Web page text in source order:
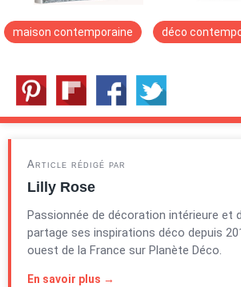
maison contemporaine déco
Article rédigé par
Lilly Rose
Passionnée de décoration intérieure et
partage ses inspirations déco depuis
ouest de la France sur Planète Déco.
En savoir plus →